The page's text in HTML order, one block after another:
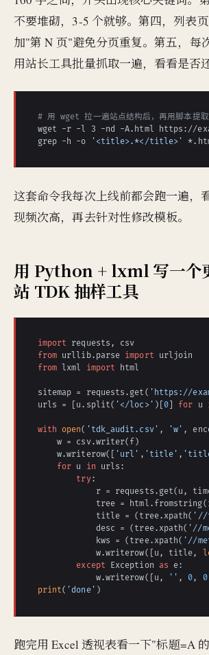
不要堆砌，3-5 个就够。第四，列表
加"第 N 页"避免分页重复。第五，每
用站长工具批量抓取一遍，看看是否
# 用 wget 拉一遍站点结构后，再用脚本
wget -r -l 3 -nd -A.html https://
grep -h -o
'<title>.*</title>'
这套命令我每次上线前都会跑一遍，
现频次高，再去针对性修改模板。
用 Python + lxml 写一个
站 TDK 抽样工具
import
from urllib.parse import
from lxml import html
sitemap = requests.get( 'https://
urls = [u.split( '</loc>' )[ 0 for u
with open( 'tdk_audit.csv' , 'w' ,
    w = csv.writer(f)
    w.writerow([
'url' , 'title' ,
for u in urls:
try:
r = requests.get(u,
tree =
            title = (tree.xpath(
'//
            desc = (tree.xpath(
'//
            kws = (tree.xpath(
'//
            w.writerow([u, title,
except Exception as e:
            w.writerow([u,
'' , 0, 0
print( 'done' )
跑完用 Excel 透视表看一下"标题=A